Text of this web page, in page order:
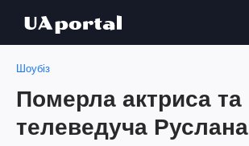
Шоубіз
Померла актриса та
телеведуча Руслана